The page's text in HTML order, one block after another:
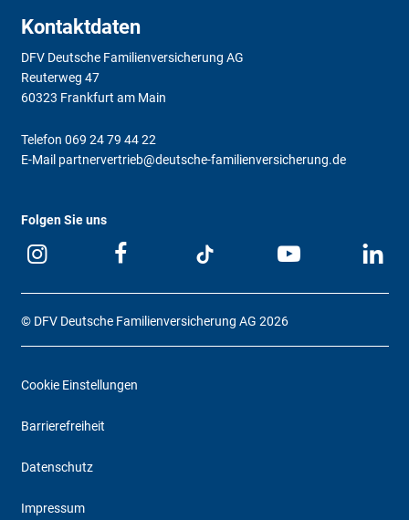
Kontaktdaten
DFV Deutsche Familienversicherung AG
Reuterweg 47
60323 Frankfurt am Main
Telefon 069 24 79 44 22
E-Mail partnervertrieb@deutsche-familienversicherung.de
Folgen Sie uns
© DFV Deutsche Familienversicherung AG 2026
Cookie Einstellungen
Barrierefreiheit
Datenschutz
Impressum